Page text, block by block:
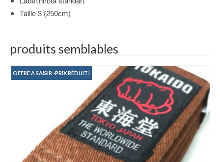
Taille 3 (250cm)
produits semblables
OFFRE A SAISIR -PRIX RÉDUIT!